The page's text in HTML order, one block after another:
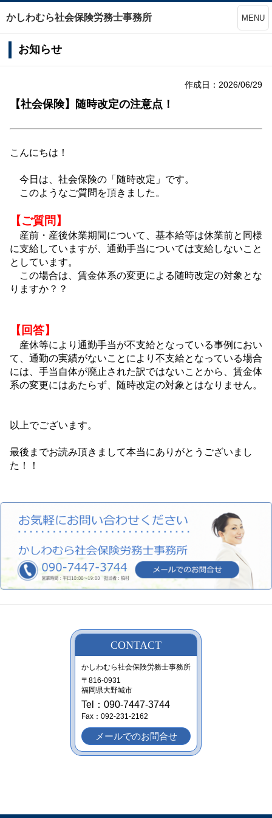
かしわむら社会保険労務士事務所 MENU
お知らせ
作成日：2026/06/29
【社会保険】随時改定の注意点！
こんにちは！
今日は、社会保険の「随時改定」です。
このようなご質問を頂きました。
【ご質問】
産前・産後休業期間について、基本給等は休業前と同様
に支給していますが、通勤手当については支給しないこと
としています。
この場合は、賃金体系の変更による随時改定の対象とな
りますか？？
【回答】
産休等により通勤手当が不支給となっている事例におい
て、通勤の実績がないことにより不支給となっている場合
には、手当自体が廃止された訳ではないことから、賃金体
系の変更にはあたらず、随時改定の対象とはなりません。
以上でございます。
最後までお読み頂きまして本当にありがとうございまし
た！！
CONTACT
かしわむら社会保険労務士事務所
〒816-0931
福岡県大野城市
Tel：090-7447-3744
Fax：092-231-2162
メールでのお問合せ